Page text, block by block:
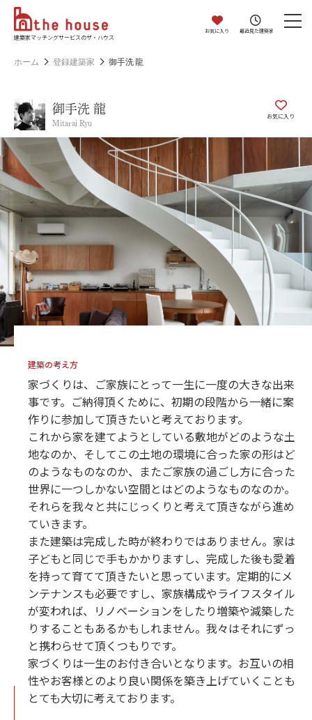
建築家マッチングサービスのザ・ハウス
お気に入り 最近見た建築家
ホーム 登録建築家 御手洗 龍
御手洗 龍
Mitarai Ryu
お気に入り
建築の考え方
家づくりは、ご家族にとって一生に一度の大きな出来
事です。ご納得頂くために、初期の段階から一緒に案
作りに参加して頂きたいと考えております。
これから家を建てようとしている敷地がどのような土
地なのか、そしてこの土地の環境に合った家の形はど
のようなものなのか、またご家族の過ごし方に合った
世界に一つしかない空間とはどのようなものなのか。
それらを我々と共にじっくりと考えて頂きながら進め
ていきます。
また建築は完成した時が終わりではありません。家は
子どもと同じで手もかかりますし、完成した後も愛着
を持って育てて頂きたいと思っています。定期的にメ
ンテナンスも必要ですし、家族構成やライフスタイル
が変われば、リノベーションをしたり増築や減築した
りすることもあるかもしれません。我々はそれにずっ
と携わらせて頂くつもりです。
家づくりは一生のお付き合いとなります。お互いの相
性やお客様とのより良い関係を築き上げていくことも
とても大切に考えております。